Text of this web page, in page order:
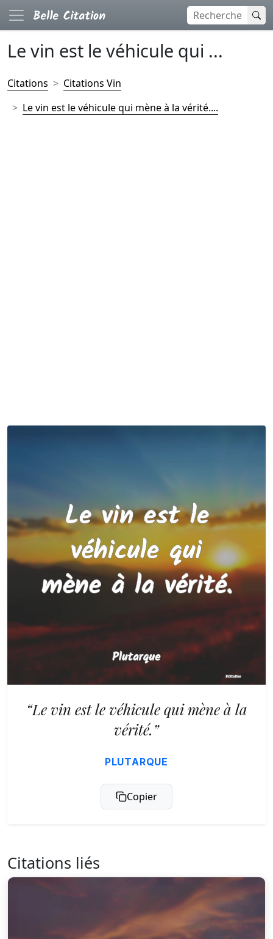
Le vin est le véhicule qui ...
Citations
Citations Vin
Le vin est le véhicule qui mène à la vérité....
“Le vin est le véhicule qui mène à la
vérité.”
PLUTARQUE
Copier
Citations liés